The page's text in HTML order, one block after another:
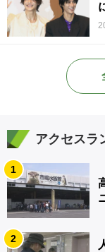
アクセスラ
1
2